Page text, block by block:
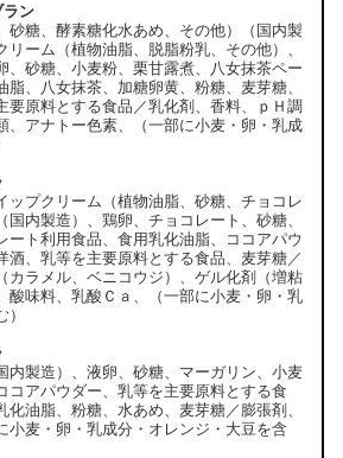
ラン
砂糖、酵素糖化水あめ、その他）（国内製
リーム（植物油脂、脱脂粉乳、その他）、
、砂糖、小麦粉、栗甘露煮、八女抹茶ペー
脂、八女抹茶、加糖卵黄、粉糖、麦芽糖、
要原料とする食品／乳化剤、香料、ｐＨ調
、アナトー色素、（一部に小麦・卵・乳成
ップクリーム（植物油脂、砂糖、チョコレ
国内製造）、鶏卵、チョコレート、砂糖、
ート利用食品、食用乳化油脂、ココアパウ
酒、乳等を主要原料とする食品、麦芽糖／
カラメル、ベニコウジ）、ゲル化剤（増粘
酸味料、乳酸Ｃａ、（一部に小麦・卵・乳
内製造）、液卵、砂糖、マーガリン、小麦
コアパウダー、乳等を主要原料とする食
化油脂、粉糖、水あめ、麦芽糖／膨張剤、
小麦・卵・乳成分・オレンジ・大豆を含